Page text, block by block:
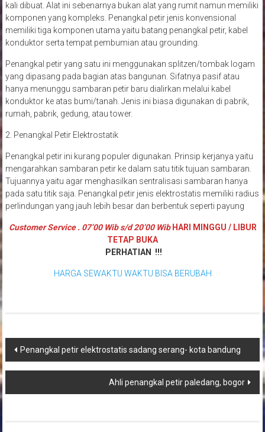
kali dibuat. Alat ini sebenarnya bukan alat yang rumit namun memiliki
komponen yang kompleks. Penangkal petir jenis konvensional
memiliki tiga komponen utama yaitu batang penangkal petir, kabel
konduktor serta tempat pembumian atau grounding.
Penangkal petir yang satu ini menggunakan splitzen/tombak logam
yang dipasang pada bagian atas bangunan. Sifatnya pasif atau
hanya menunggu sambaran petir baru dialirkan melalui kabel
konduktor ke atas bumi/tanah. Jenis ini biasa digunakan di pabrik,
rumah, pabrik, gedung, atau tower.
2. Penangkal Petir Elektrostatik
Penangkal petir ini kurang populer digunakan. Prinsip kerjanya yaitu
mengarahkan sambaran petir ke dalam satu titik tujuan sambaran.
Tujuannya yaitu agar menghasilkan sentralisasi sambaran hanya
pada satu titik saja. Penangkal petir jenis elektrostatis memiliki radius
perlindungan yang jauh lebih besar dan berbentuk seperti payung
Customer Service . 07’00 Wib s/d 20’00 WibHARI MINGGU / LIBUR
TETAP BUKA
PERHATIAN !!!
HARGA SEWAKTU WAKTU BISA BERUBAH
Navigasi
pos
Penangkal petir elektrostatis sadang serang- kota bandung
Ahli penangkal petir paledang, bogor